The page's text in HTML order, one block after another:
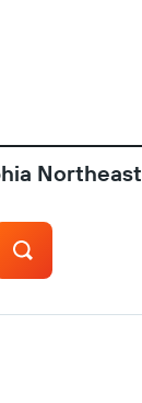
Northeast